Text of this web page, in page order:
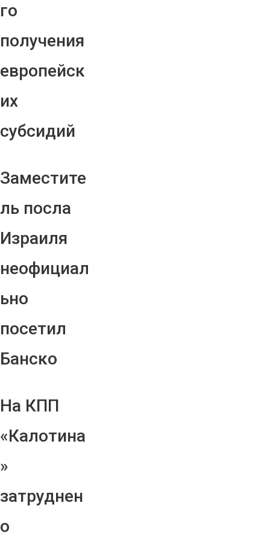
го
получения
европейск
их
субсидий
Заместите
ль посла
Израиля
неофициал
ьно
посетил
Банско
На КПП
«Калотина
»
затруднен
о